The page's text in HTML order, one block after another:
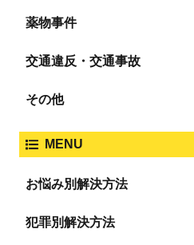
逮捕・監禁
盗撮・のぞき
強姦・準強姦
詐欺
恐喝
薬物事件
交通違反・交通事故
ひき逃げ・当て逃げ
その他
放火・失火
MENU
お悩み別解決方法
逮捕の不安や悩み
犯罪別解決方法